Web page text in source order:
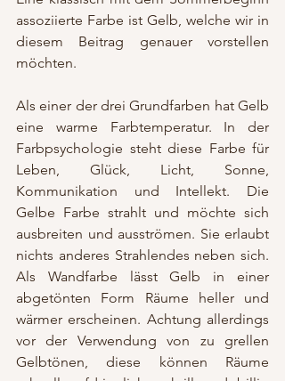
assoziierte Farbe ist Gelb, welche wir in
diesem Beitrag genauer vorstellen
möchten.
Als einer der drei Grundfarben hat Gelb
eine warme Farbtemperatur. In der
Farbpsychologie steht diese Farbe für
Leben, Glück, Licht, Sonne,
Kommunikation und Intellekt. Die
Gelbe Farbe strahlt und möchte sich
ausbreiten und ausströmen. Sie erlaubt
nichts anderes Strahlendes neben sich.
Als Wandfarbe lässt Gelb in einer
abgetönten Form Räume heller und
wärmer erscheinen. Achtung allerdings
vor der Verwendung von zu grellen
Gelbtönen, diese können Räume